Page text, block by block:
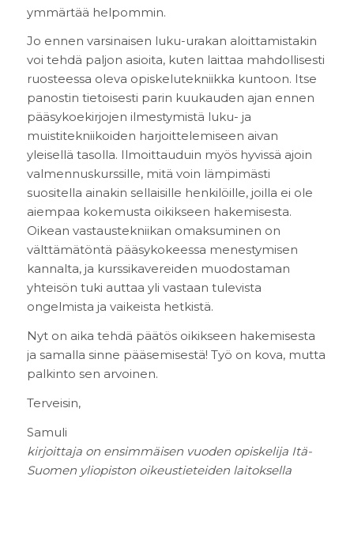
ymmärtää helpommin.
Jo ennen varsinaisen luku-urakan aloittamistakin
voi tehdä paljon asioita, kuten laittaa mahdollisesti
ruosteessa oleva opiskelutekniikka kuntoon. Itse
panostin tietoisesti parin kuukauden ajan ennen
pääsykoekirjojen ilmestymistä luku- ja
muistitekniikoiden harjoittelemiseen aivan
yleisellä tasolla. Ilmoittauduin myös hyvissä ajoin
valmennuskurssille, mitä voin lämpimästi
suositella ainakin sellaisille henkilöille, joilla ei ole
aiempaa kokemusta oikikseen hakemisesta.
Oikean vastaustekniikan omaksuminen on
välttämätöntä pääsykokeessa menestymisen
kannalta, ja kurssikavereiden muodostaman
yhteisön tuki auttaa yli vastaan tulevista
ongelmista ja vaikeista hetkistä.
Nyt on aika tehdä päätös oikikseen hakemisesta
ja samalla sinne pääsemisestä! Työ on kova, mutta
palkinto sen arvoinen.
Terveisin,
Samuli
kirjoittaja on ensimmäisen vuoden opiskelija Itä-
Suomen yliopiston oikeustieteiden laitoksella